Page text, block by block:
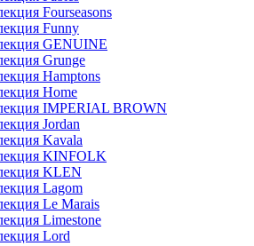
Fourseasons
Funny
GENUINE
Grunge
Hamptons
Home
IMPERIAL BROWN
Jordan
Kavala
KINFOLK
KLEN
Lagom
Le Marais
Limestone
Lord